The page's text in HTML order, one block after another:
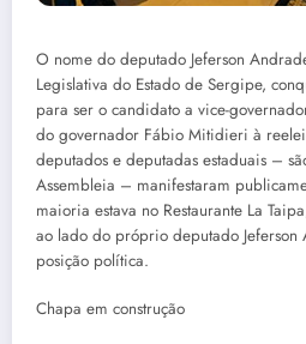
O nome do deputado Jeferson
Legislativa do Estado de Sergipe,
para ser o candidato a vice-
do governador Fábio Mitidieri à
deputados e deputadas estaduais –
Assembleia – manifestaram
maioria estava no Restaurante La
ao lado do próprio deputado Jeferson
posição política.
Chapa em construção